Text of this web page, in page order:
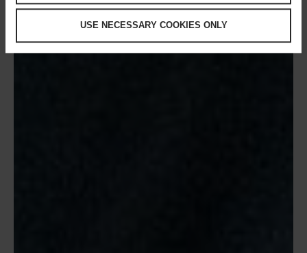
USE NECESSARY COOKIES ONLY